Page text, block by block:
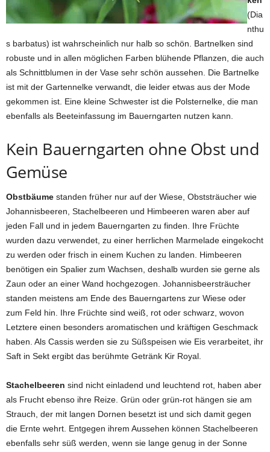
(Dia
nthu
s barbatus) ist wahrscheinlich nur halb so schön. Bartnelken sind
robuste und in allen möglichen Farben blühende Pflanzen, die auch
als Schnittblumen in der Vase sehr schön aussehen. Die Bartnelke
ist mit der Gartennelke verwandt, die leider etwas aus der Mode
gekommen ist. Eine kleine Schwester ist die Polsternelke, die man
ebenfalls als Beeteinfassung im Bauerngarten nutzen kann.
Kein Bauerngarten ohne Obst und
Gemüse
Obstbäume standen früher nur auf der Wiese, Obststräucher wie
Johannisbeeren, Stachelbeeren und Himbeeren waren aber auf
jeden Fall und in jedem Bauerngarten zu finden. Ihre Früchte
wurden dazu verwendet, zu einer herrlichen Marmelade eingekocht
zu werden oder frisch in einem Kuchen zu landen. Himbeeren
benötigen ein Spalier zum Wachsen, deshalb wurden sie gerne als
Zaun oder an einer Wand hochgezogen. Johannisbeersträucher
standen meistens am Ende des Bauerngartens zur Wiese oder
zum Feld hin. Ihre Früchte sind weiß, rot oder schwarz, wovon
Letztere einen besonders aromatischen und kräftigen Geschmack
haben. Als Cassis werden sie zu Süßspeisen wie Eis verarbeitet, ihr
Saft in Sekt ergibt das berühmte Getränk Kir Royal.
Stachelbeeren sind nicht einladend und leuchtend rot, haben aber
als Frucht ebenso ihre Reize. Grün oder grün-rot hängen sie am
Strauch, der mit langen Dornen besetzt ist und sich damit gegen
die Ernte wehrt. Entgegen ihrem Aussehen können Stachelbeeren
ebenfalls sehr süß werden, wenn sie lange genug in der Sonne